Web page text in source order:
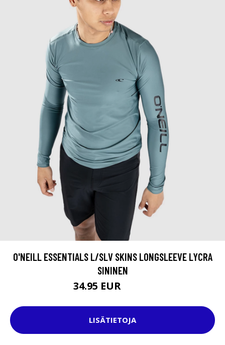
O'NEILL ESSENTIALS L/SLV SKINS LONGSLEEVE LYCRA
SININEN
34.95 EUR
LISÄTIETOJA